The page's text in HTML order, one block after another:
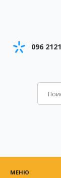
096
МЕНЮ